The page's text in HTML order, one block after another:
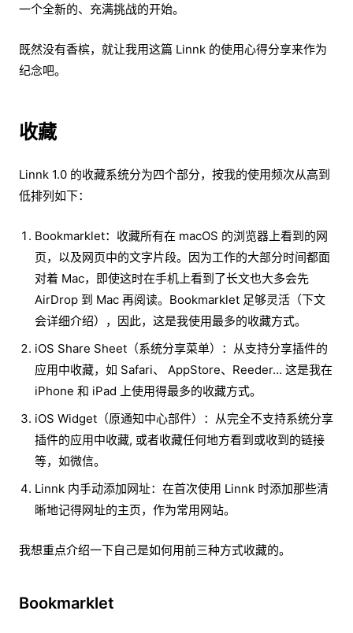
一个全新的、充满挑战的开始。
既然没有香槟，就让我用这篇 Linnk 的使用心得分享来作为
纪念吧。
收藏
Linnk 1.0 的收藏系统分为四个部分，按我的使用频次从高到
低排列如下：
Bookmarklet：收藏所有在 macOS 的浏览器上看到的网
页，以及网页中的文字片段。因为工作的大部分时间都面
对着 Mac，即使这时在手机上看到了长文也大多会先
AirDrop 到 Mac 再阅读。Bookmarklet 足够灵活（下文
会详细介绍），因此，这是我使用最多的收藏方式。
iOS Share Sheet（系统分享菜单）：从支持分享插件的
应用中收藏，如 Safari、 AppStore、Reeder… 这是我在
iPhone 和 iPad 上使用得最多的收藏方式。
iOS Widget（原通知中心部件）：从完全不支持系统分享
插件的应用中收藏, 或者收藏任何地方看到或收到的链接
等，如微信。
Linnk 内手动添加网址：在首次使用 Linnk 时添加那些清
晰地记得网址的主页，作为常用网站。
我想重点介绍一下自己是如何用前三种方式收藏的。
Bookmarklet